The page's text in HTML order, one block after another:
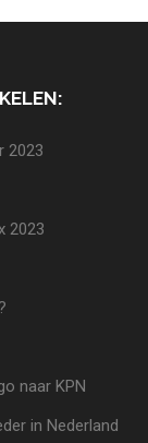
2023
2023
naar KPN
in Nederland